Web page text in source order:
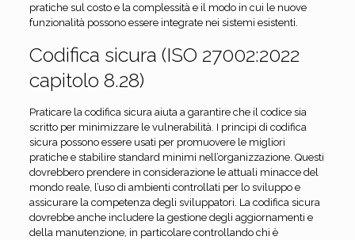
pratiche sul costo e la complessità e il modo in cui le nuove
funzionalità possono essere integrate nei sistemi esistenti.
Codifica sicura (ISO 27002:2022
capitolo 8.28)
Praticare la codifica sicura aiuta a garantire che il codice sia
scritto per minimizzare le vulnerabilità. I principi di codifica
sicura possono essere usati per promuovere le migliori
pratiche e stabilire standard minimi nell’organizzazione. Questi
dovrebbero prendere in considerazione le attuali minacce del
mondo reale, l’uso di ambienti controllati per lo sviluppo e
assicurare la competenza degli sviluppatori. La codifica sicura
dovrebbe anche includere la gestione degli aggiornamenti e
della manutenzione, in particolare controllando chi è